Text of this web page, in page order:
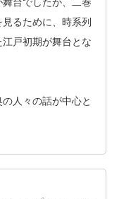
るために、時系列
戸初期が舞台とな
人々の話が中心と